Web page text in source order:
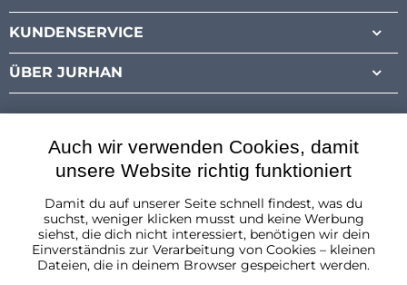
KUNDENSERVICE
ÜBER JURHAN
Österreich
Auch wir verwenden Cookies, damit
unsere Website richtig funktioniert
Damit du auf unserer Seite schnell findest, was du
suchst, weniger klicken musst und keine Werbung
siehst, die dich nicht interessiert, benötigen wir dein
Einverständnis zur Verarbeitung von Cookies – kleinen
Dateien, die in deinem Browser gespeichert werden.